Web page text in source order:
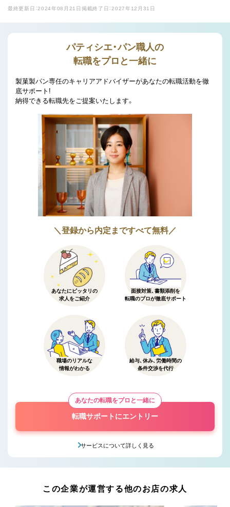
最終更新日：2024年08月21日 掲載終了日：2027年12月31日
パティシエ・パン職人の
転職をプロと一緒に
製菓製パン専任のキャリアアドバイザーがあなたの転職活動を徹
底サポート!
納得できる転職先をご提案いたします。
＼登録から内定まですべて無料／
あなたにピッタリの
求人をご紹介
面接対策、書類添削を
転職のプロが徹底サポート
職場のリアルな
情報がわかる
給与、休み、労働時間の
条件交渉を代行
あなたの転職をプロと一緒に
転職サポートにエントリー
サービスについて詳しく見る
この企業が運営する他のお店の求人